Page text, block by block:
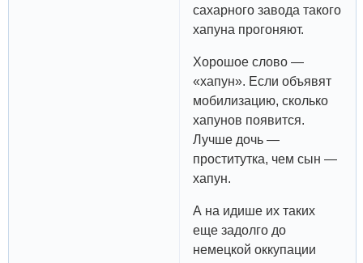
сахарного завода такого
хапуна прогоняют.
Хорошое слово —
«хапун». Если объявят
мобилизацию, сколько
хапунов появится.
Лучше дочь —
проститутка, чем сын —
хапун.
А на идише их таких
еще задолго до
немецкой оккупации